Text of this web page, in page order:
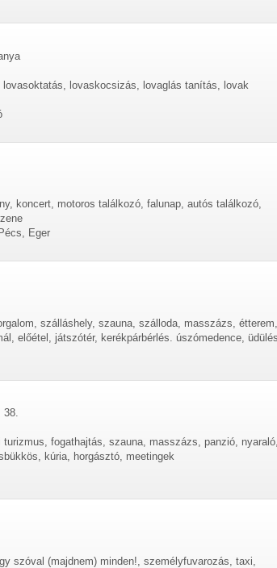
lovasoktatás, lovaskocsizás, lovaglás tanítás, lovak
koncert, motoros találkozó, falunap, autós találkozó,
Eger
szálláshely, szauna, szálloda, masszázs, étterem,
előétel, játszótér, kerékpárbérlés. úszómedence, üdülés
38.
turizmus, fogathajtás, szauna, masszázs, panzió, nyaraló,
kúria, horgásztó, meetingek
szóval (majdnem) minden!, személyfuvarozás, taxi,